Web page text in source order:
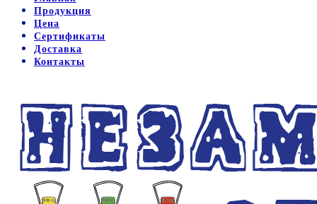
Продукция
Цена
Сертификаты
Доставка
Контакты